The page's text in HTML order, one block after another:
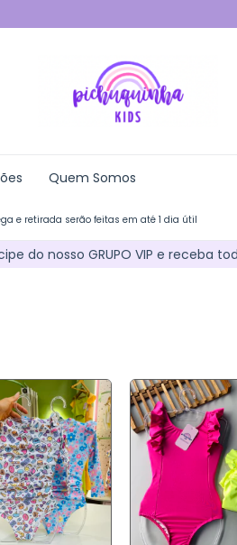
do nosso GRUPO VIP e receba
Quem Somos
e retirada serão feitas em até 1 dia útil